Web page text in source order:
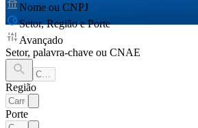
Nome ou CNPJ
Setor, Região e Porte
Avançado
Setor, palavra-chave ou CNAE
Região
Porte